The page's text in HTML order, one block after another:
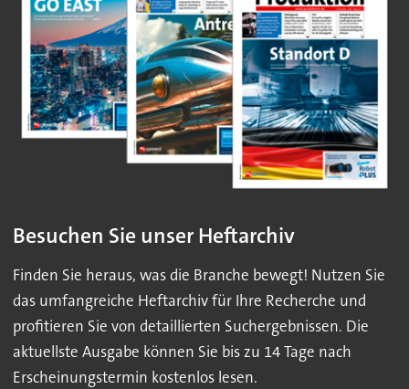
Besuchen Sie unser Heftarchiv
Finden Sie heraus, was die Branche bewegt! Nutzen Sie
das umfangreiche Heftarchiv für Ihre Recherche und
profitieren Sie von detaillierten Suchergebnissen. Die
aktuellste Ausgabe können Sie bis zu 14 Tage nach
Erscheinungstermin kostenlos lesen.